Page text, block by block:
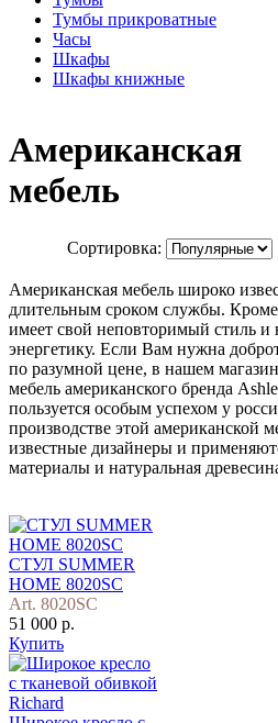
Тумбы прикроватные
Часы
Шкафы
Шкафы книжные
Американская
мебель
Сортировка:
Американская мебель широко
длительным сроком службы.
имеет свой неповторимый стиль и
энергетику. Если Вам нужна
по разумной цене, в нашем
мебель американского бренда
пользуется особым успехом у
производстве этой американской
известные дизайнеры и
материалы и натуральная
СТУЛ SUMMER
HOME 8020SC
Art. 8020SC
51 000 р.
Купить